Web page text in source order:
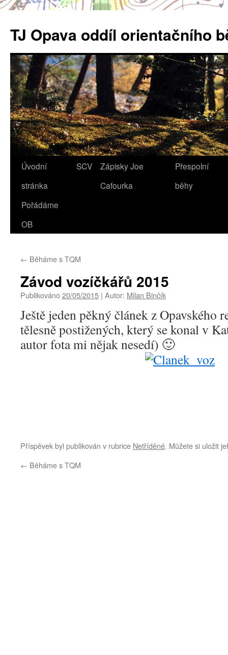
obsahu
webu
TJ Opava oddíl orientačního
Úvodní
stránka
SCV
Zápisky Joe
Cafourka
Přespolní
běhy
Pořádáme
OB
← Běháme s TQM
Závod vozíčkářů 2015
Publikováno20/05/2015 | Autor: Milan Binčík
Ještě jeden pěkný článek z Opavského
tělesně postižených, který se konal v
autor fota mi nějak nesedí) 🙂
Příspěvek byl publikován v rubrice Netříděné. Můžete si uložit
← Běháme s TQM